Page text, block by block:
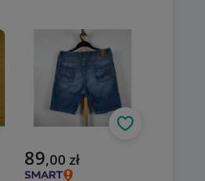
Aktualna cena
89,00 zł
Obserwuj